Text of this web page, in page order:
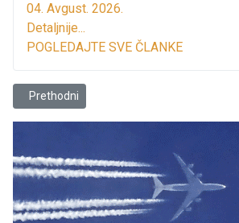
04. Avgust. 2026.
Detaljnije...
POGLEDAJTE SVE ČLANKE
Prethodni članak: U Virpazaru održan
Prethodni